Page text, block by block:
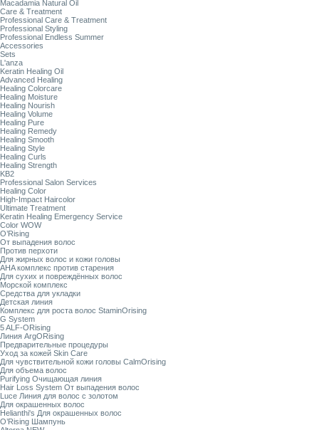
Macadamia Natural Oil
Care & Treatment
Professional Care & Treatment
Professional Styling
Professional Endless Summer
Accessories
Sets
L'anza
Keratin Healing Oil
Advanced Healing
Healing Colorcare
Healing Moisture
Healing Nourish
Healing Volume
Healing Pure
Healing Remedy
Healing Smooth
Healing Style
Healing Curls
Healing Strength
KB2
Professional Salon Services
Healing Color
High-Impact Haircolor
Ultimate Treatment
Keratin Healing Emergency Service
Color WOW
O’Rising
От выпадения волос
Против перхоти
Для жирных волос и кожи головы
AHA комплекс против старения
Для сухих и повреждённых волос
Морской комплекс
Средства для укладки
Детская линия
Комплекс для роста волос StaminOrising
G System
5 ALF-ORising
Линия ArgORising
Предварительные процедуры
Уход за кожей Skin Care
Для чувствительной кожи головы CalmOrising
Для объема волос
Purifying Очищающая линия
Hair Loss System От выпадения волос
Luce Линия для волос с золотом
Для окрашенных волос
Helianthi's Для окрашенных волос
O’Rising Шампунь